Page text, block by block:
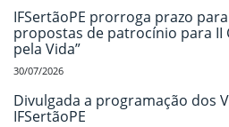
IFSertãoPE prorroga prazo
propostas de patrocínio para II
pela Vida”
30/07/2026
Divulgada a programação dos
IFSertãoPE